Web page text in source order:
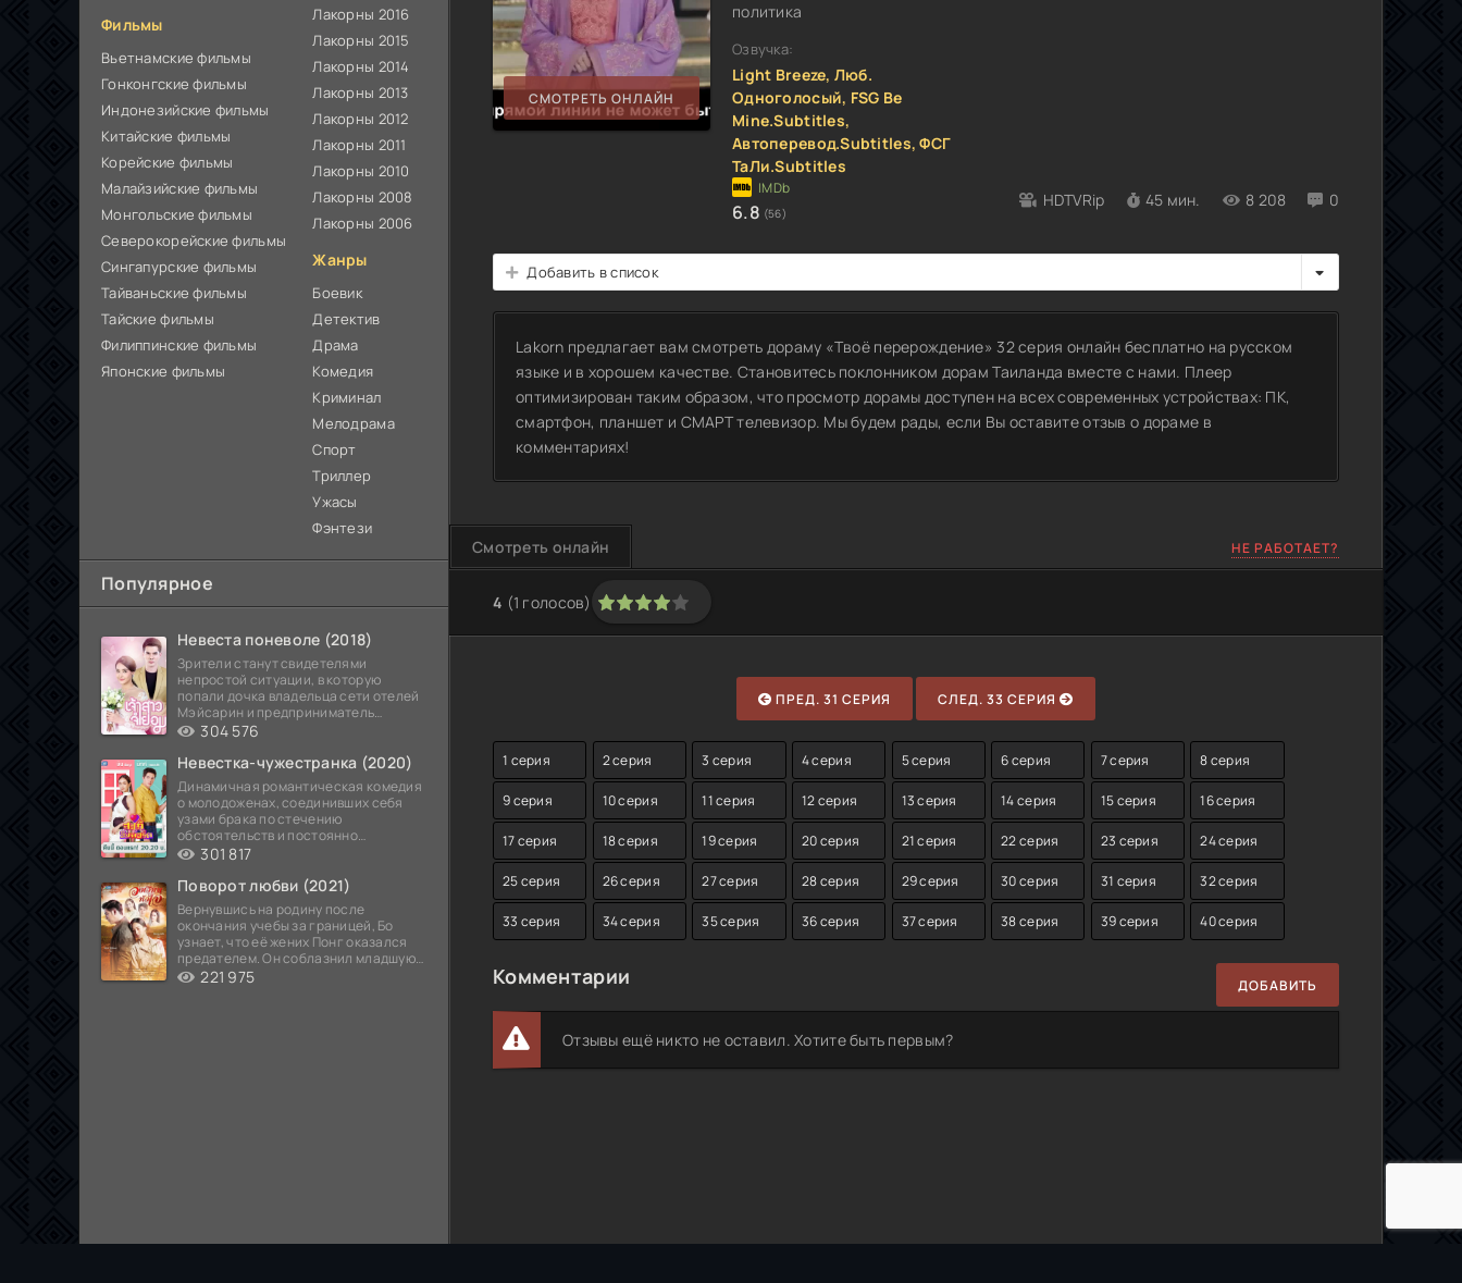
Фильмы
Вьетнамские фильмы
Гонконгские фильмы
Индонезийские фильмы
Китайские фильмы
Корейские фильмы
Малайзийские фильмы
Монгольские фильмы
Северокорейские фильмы
Сингапурские фильмы
Тайваньские фильмы
Тайские фильмы
Филиппинские фильмы
Японские фильмы
Лакорны 2016
Лакорны 2015
Лакорны 2014
Лакорны 2013
Лакорны 2012
Лакорны 2011
Лакорны 2010
Лакорны 2008
Лакорны 2006
Жанры
Боевик
Детектив
Драма
Комедия
Криминал
Мелодрама
Спорт
Триллер
Ужасы
Фэнтези
Популярное
Невеста поневоле (2018)
Зрители станут свидетелями
непростой ситуации, в которую
попали дочка владельца сети отелей
Мэйсарин и предприниматель
Кетдэн. Обоих главных героев
304 576
Невестка-чужестранка (2020)
Динамичная романтическая комедия
о молодоженах, соединивших себя
узами брака по стечению
обстоятельств и постоянно
попадающих в курьезные ситуации...
301 817
Поворот любви (2021)
Вернувшись на родину после
окончания учебы за границей, Бо
узнает, что её жених Понг оказался
предателем. Он соблазнил младшую
сестру хозяина
221 975
СМОТРЕТЬ ОНЛАЙН
политика
Озвучка:
Light Breeze, Люб.
Одноголосый, FSG Be
Mine.Subtitles,
Автоперевод.Subtitles, ФСГ
ТаЛи.Subtitles
6.8 (56)
HDTVRip 45 мин. 8 208 0
Добавить в список
Lakorn предлагает вам смотреть дораму «Твоё перерождение» 32 серия онлайн бесплатно на русском
языке и в хорошем качестве. Становитесь поклонником дорам Таиланда вместе с нами. Плеер
оптимизирован таким образом, что просмотр дорамы доступен на всех современных устройствах: ПК,
смартфон, планшет и СМАРТ телевизор. Мы будем рады, если Вы оставите отзыв о дораме в
комментариях!
Смотреть онлайн НЕ РАБОТАЕТ?
4 (1 голосов)
80 1 2 3 4 5
ПРЕД. 31 СЕРИЯ СЛЕД. 33 СЕРИЯ
1 серия 2 серия 3 серия 4 серия 5 серия 6 серия 7 серия 8 серия
9 серия 10 серия 11 серия 12 серия 13 серия 14 серия 15 серия 16 серия
17 серия 18 серия 19 серия 20 серия 21 серия 22 серия 23 серия 24 серия
25 серия 26 серия 27 серия 28 серия 29 серия 30 серия 31 серия 32 серия
33 серия 34 серия 35 серия 36 серия 37 серия 38 серия 39 серия 40 серия
Комментарии ДОБАВИТЬ
Отзывы ещё никто не оставил. Хотите быть первым?